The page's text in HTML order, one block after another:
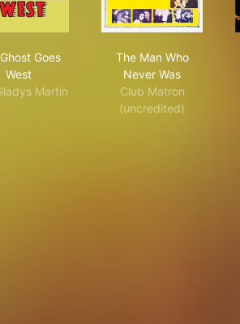
Goes
West
Martin
The Man Who
Never Was
Club Matron
(uncredited)